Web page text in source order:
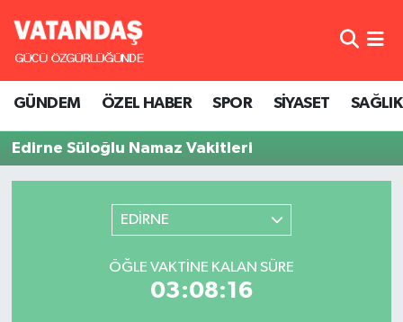
GÜNDEM ÖZEL HABER SPOR SİYASET SAĞLIK
Edirne Süloğlu Namaz Vakitleri
EDİRNE
ÖĞLE VAKTINE KALAN SÜRE
03:08:16
GÜNDEM
Hava Durumu
Süper Lig Puan Durumu ve Fikstür
Tüm Manşetler